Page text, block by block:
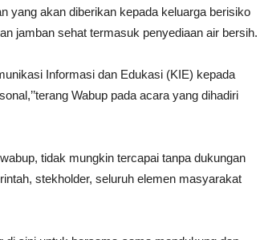
yang akan diberikan kepada keluarga berisiko
jamban sehat termasuk penyediaan air bersih.
Informasi dan Edukasi (KIE) kepada
Wabup pada acara yang dihadiri
tidak mungkin tercapai tanpa dukungan
stekholder, seluruh elemen masyarakat